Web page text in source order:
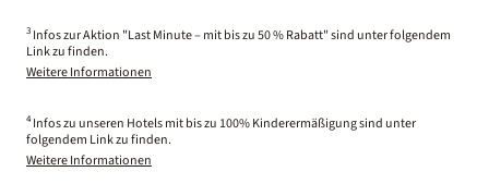
3 Infos zur Aktion "Last Minute – mit bis zu 50 % Rabatt" sind unter folgendem
Link zu finden.
Weitere Informationen
4 Infos zu unseren Hotels mit bis zu 100% Kinderermäßigung sind unter
folgendem Link zu finden.
Weitere Informationen